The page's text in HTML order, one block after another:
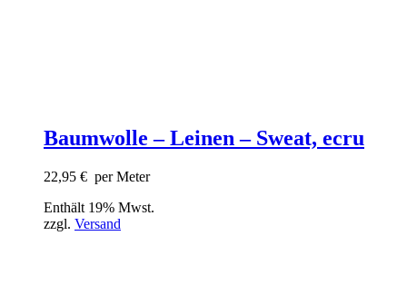
Baumwolle – Leinen – Sweat, ecru
22,95 € per Meter
Enthält 19% Mwst.
zzgl. Versand